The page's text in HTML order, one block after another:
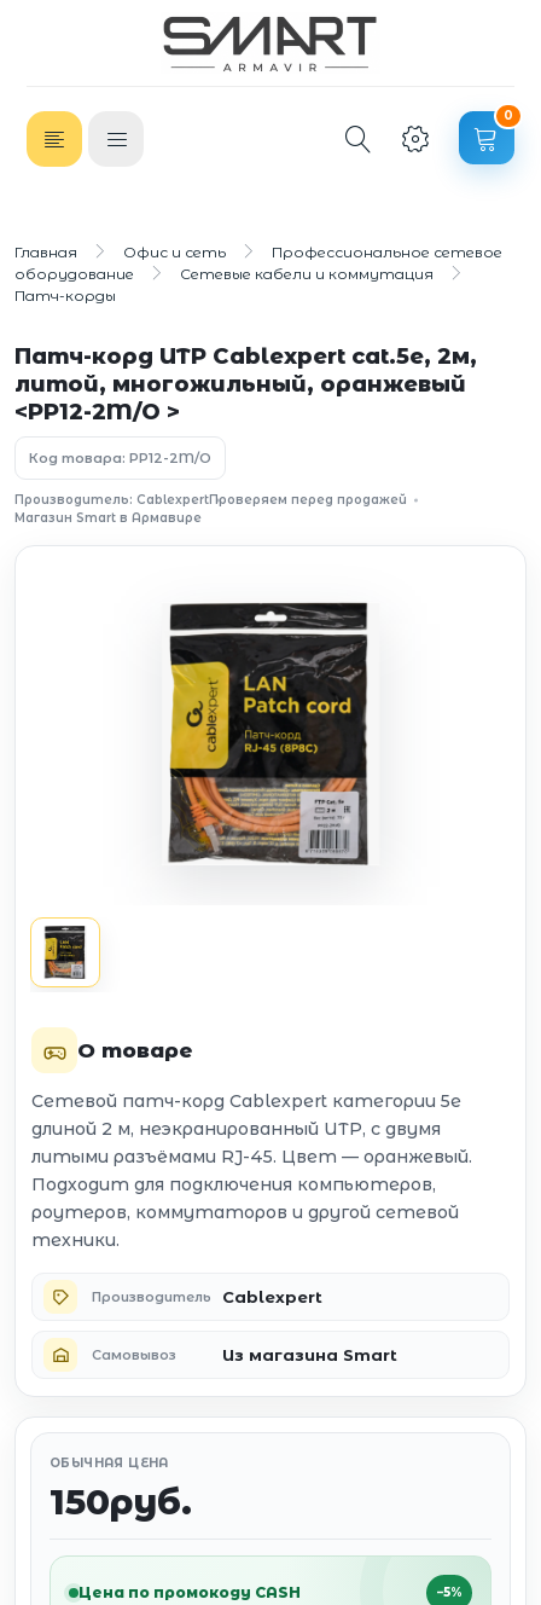
0
Главная Офис и сеть
Профессиональное сетевое
оборудование
Сетевые кабели и коммутация
Патч-корды
Патч-корд UTP Cablexpert cat.5e, 2м,
литой, многожильный, оранжевый
<PP12-2M/O >
Код товара: PP12-2M/O
Производитель: CablexpertПроверяем перед продажей
Магазин Smart в Армавире
О товаре
Сетевой патч-корд Cablexpert категории 5e
длиной 2 м, неэкранированный UTP, с двумя
литыми разъёмами RJ-45. Цвет — оранжевый.
Подходит для подключения компьютеров,
роутеров, коммутаторов и другой сетевой
техники.
Производитель Cablexpert
Самовывоз Из магазина Smart
ОБЫЧНАЯ ЦЕНА
150руб.
Цена по промокоду CASH −5%